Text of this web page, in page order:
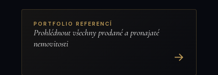
PORTFOLIO REFERENCÍ
Prohlédnout všechny prodané a pronajaté
nemovitosti
→